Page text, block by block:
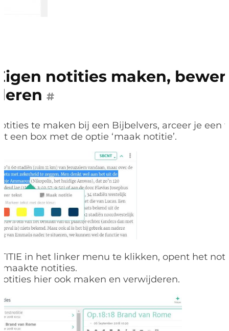
notities maken,
#
te maken bij een Bijbelvers, arceer je een
een box met de optie ‘maak notitie’.
in het linker menu te klikken, opent het
notities.
hier ook maken en verwijderen.